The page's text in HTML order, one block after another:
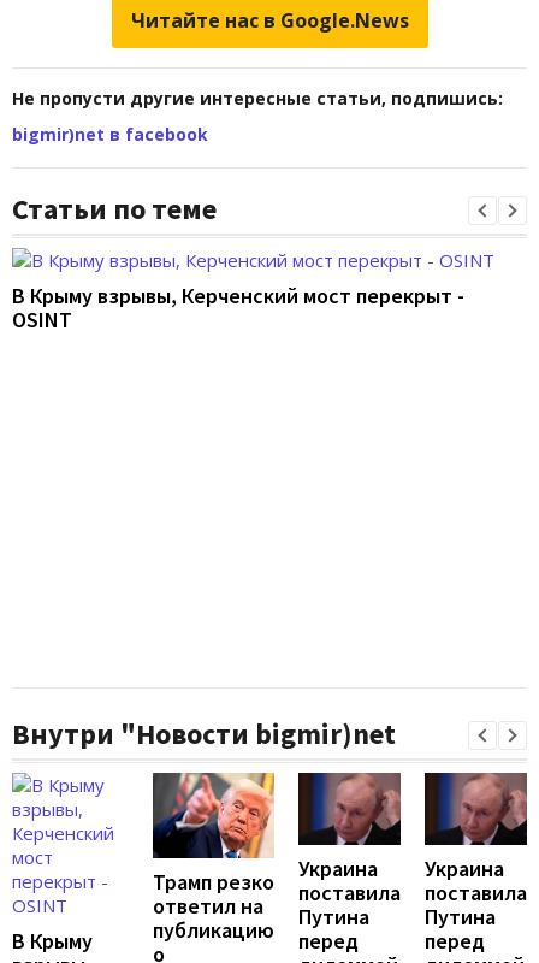
Читайте нас в Google.News
Не пропусти другие интересные статьи, подпишись:
bigmir)net в facebook
Статьи по теме
В Крыму взрывы, Керченский мост перекрыт -
OSINT
Внутри "Новости bigmir)net
В Крыму
Трамп резко
ответил на
публикацию
о
Украина
поставила
Путина
перед
Украина
поставила
Путина
перед